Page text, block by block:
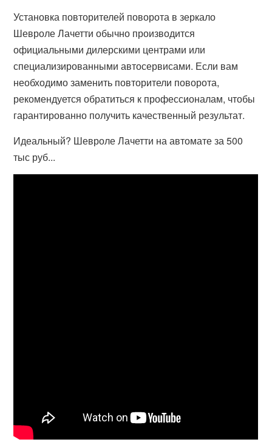
Установка повторителей поворота в зеркало
Шевроле Лачетти обычно производится
официальными дилерскими центрами или
специализированными автосервисами. Если вам
необходимо заменить повторители поворота,
рекомендуется обратиться к профессионалам, чтобы
гарантированно получить качественный результат.
Идеальный? Шевроле Лачетти на автомате за 500
тыс руб...